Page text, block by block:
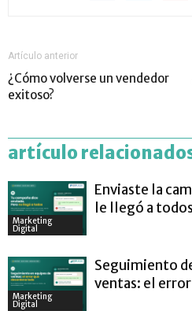
Artículo anterior
¿Cómo volverse un vendedor
exitoso?
artículo
Marketing
Digital
Enviaste la
le llegó a
Marketing
Digital
Seguimiento
ventas: el